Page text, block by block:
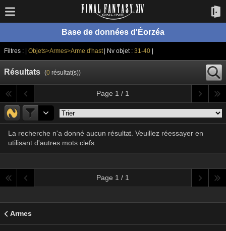
Base de données d'Éorzéa
Filtres : | Objets>Armes>Arme d'hast | Nv objet :31-40
Résultats (0résultat(s))
Page 1 / 1
La recherche n'a donné aucun résultat. Veuillez réessayer en
utilisant d'autres mots clefs.
Page 1 / 1
Armes